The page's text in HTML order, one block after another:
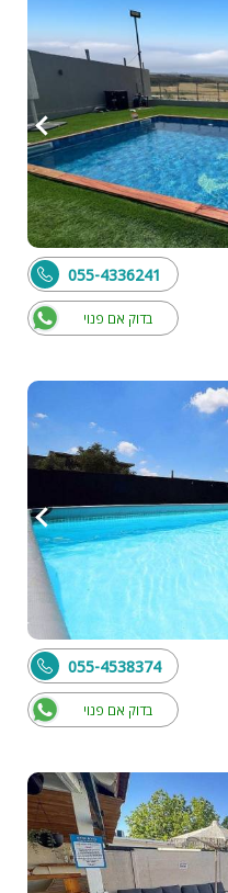
בדוק אם פנוי
055-4336241
בדוק אם פנוי
055-4538374